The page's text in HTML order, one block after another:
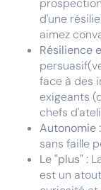
d'une
aimez
Résilience
face à des
exigeants
chefs
Autonomie :
sans faille
Le "plus" :
est un